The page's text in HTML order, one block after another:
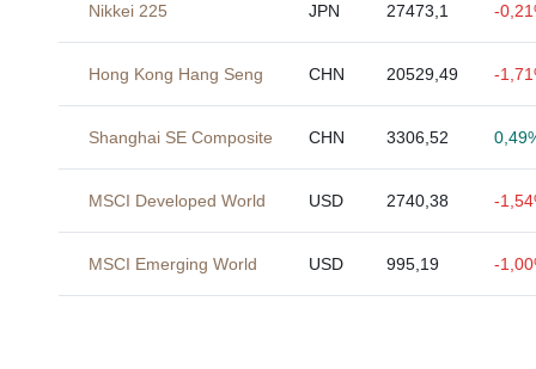
Nikkei 225 JPN 27473,1 -
Hong Kong Hang Seng CHN 20529,49 -
Shanghai SE Composite CHN 3306,52
MSCI Developed World USD 2740,38 -
MSCI Emerging World USD 995,19 -